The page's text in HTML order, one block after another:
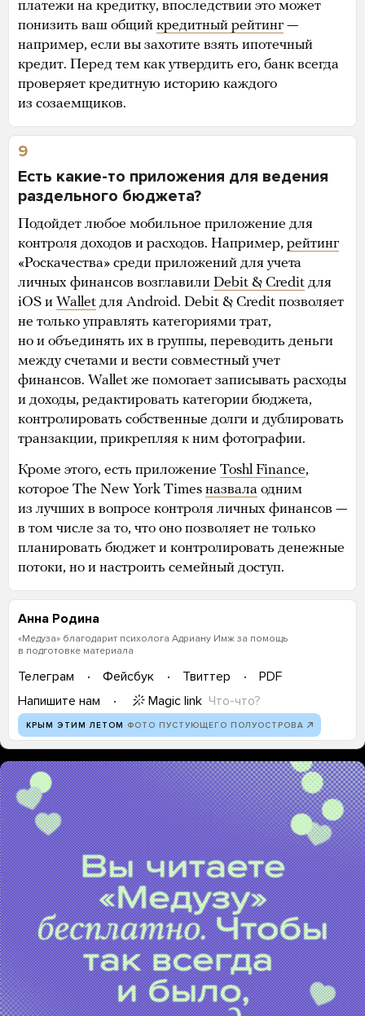
платежи на кредитку, впоследствии это может
понизить ваш общий кредитный рейтинг—
например, если вы захотите взять ипотечный
кредит. Перед тем как утвердить его, банк всегда
проверяет кредитную историю каждого
из созаемщиков.
9
Есть какие-то приложения для ведения
раздельного бюджета?
Подойдет любое мобильное приложение для
контроля доходов и расходов. Например, рейтинг
«Роскачества» среди приложений для учета
личных финансов возглавили Debit & Credit для
iOS и Wallet для Android. Debit & Credit позволяет
не только управлять категориями трат,
но и объединять их в группы, переводить деньги
между счетами и вести совместный учет
финансов. Wallet же помогает записывать расходы
и доходы, редактировать категории бюджета,
контролировать собственные долги и дублировать
транзакции, прикрепляя к ним фотографии.
Кроме этого, есть приложение Toshl Finance,
которое The New York Times назвала одним
из лучших в вопросе контроля личных финансов —
в том числе за то, что оно позволяет не только
планировать бюджет и контролировать денежные
потоки, но и настроить семейный доступ.
Анна Родина
«Медуза» благодарит психолога Адриану Имж за помощь
в подготовке материала
Телеграм Фейсбук Твиттер
PDF
Напишите нам
Magic link Что-что?
КРЫМ ЭТИМ ЛЕТОМ ФОТО ПУСТУЮЩЕГО ПОЛУОСТРОВА